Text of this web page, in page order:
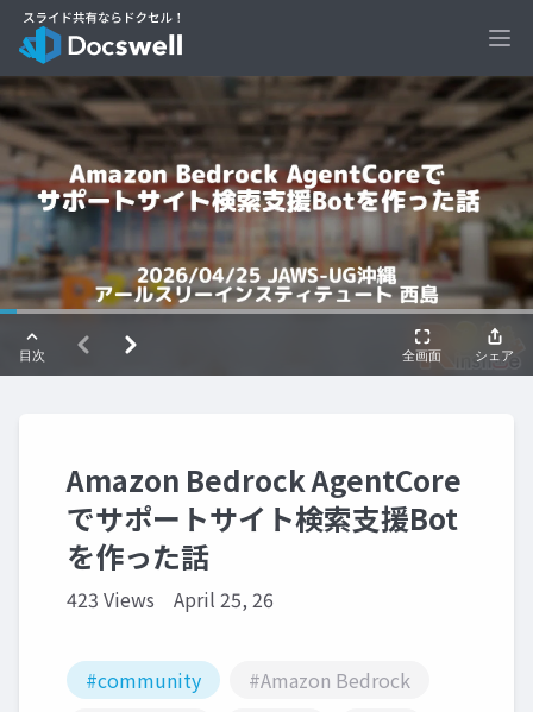
Amazon Bedrock AgentCore
でサポートサイト検索支援Bot
を作った話
423 Views April 25, 26
#community
#Amazon Bedrock